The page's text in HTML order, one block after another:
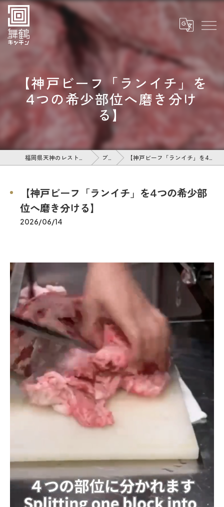
【神戸ビーフ「ランイチ」を
4つの希少部位へ磨き分け
る】
福岡県天神のレストランなら舞鶴キッチン ブログ 【神戸ビーフ「ランイチ」を4つの希少部位へ磨き分ける】
【神戸ビーフ「ランイチ」を4つの希少部
位へ磨き分ける】
2026/06/14